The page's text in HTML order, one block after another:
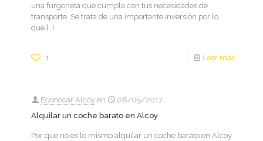
una furgoneta que cumpla con tus necesidades de
transporte. Se trata de una importante inversión por lo
que […]
1 Leer más
Econocar Alcoy en
08/05/2017
Alquilar un coche barato en Alcoy
Por que no es lo mismo alquilar un coche barato en Alcoy